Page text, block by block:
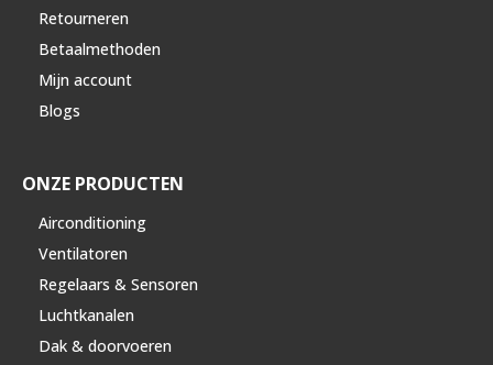
Retourneren
Betaalmethoden
Mijn account
Blogs
ONZE PRODUCTEN
Airconditioning
Ventilatoren
Regelaars & Sensoren
Luchtkanalen
Dak & doorvoeren